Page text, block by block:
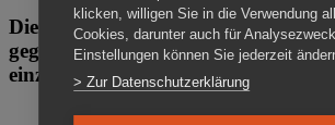
Die Gedenkstätte Zuchthaus
gegen das Vergessen. Anschaulich,
einzigartig.
klicken, willigen Sie in die Verwendung
Cookies, darunter auch für
Einstellungen können Sie jederzeit
> Zur Datenschutzerklärung